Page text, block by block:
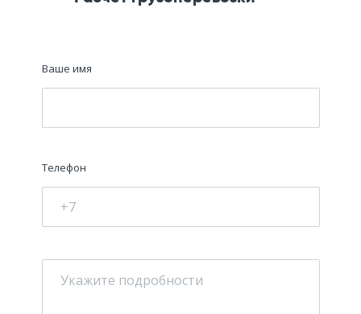
Ваше имя
Телефон